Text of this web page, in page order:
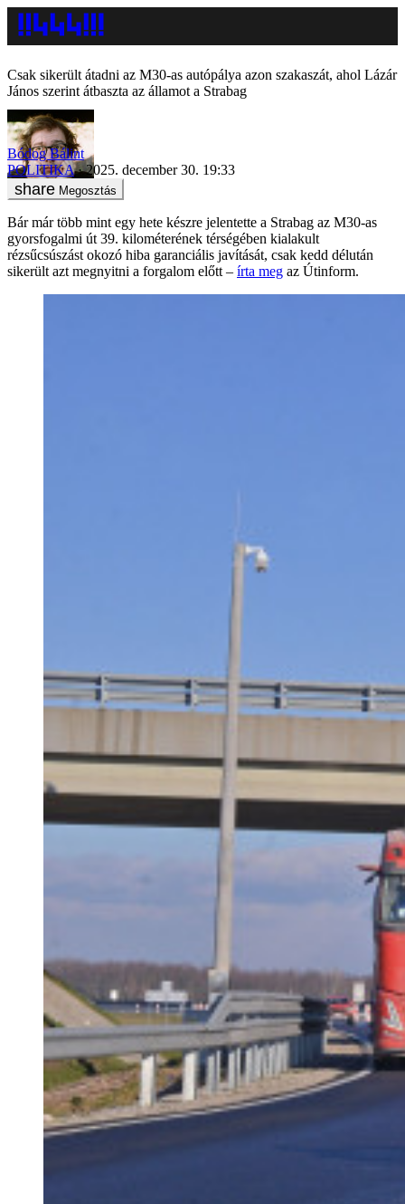
Csak sikerült átadni az M30-as autópálya azon szakaszát, ahol Lázár
János szerint átbaszta az államot a Strabag
Bódog Bálint
POLITIKA
2025. december 30. 19:33
Megosztás
Bár már több mint egy hete készre jelentette a Strabag az M30-as
gyorsfogalmi út 39. kilométerének térségében kialakult
rézsűcsúszást okozó hiba garanciális javítását, csak kedd délután
sikerült azt megnyitni a forgalom előtt – írta meg az Útinform.